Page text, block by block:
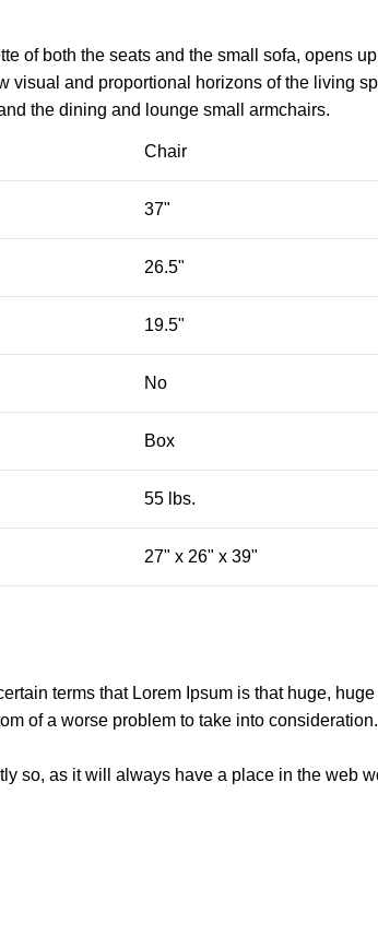
of both the seats and the small sofa, opens
visual and proportional horizons of the living
the dining and lounge small armchairs.
Chair
37"
26.5"
19.5"
No
Box
55 lbs.
27" x 26" x 39"
terms that Lorem Ipsum is that huge,
of a worse problem to take into consideration.
so, as it will always have a place in the web